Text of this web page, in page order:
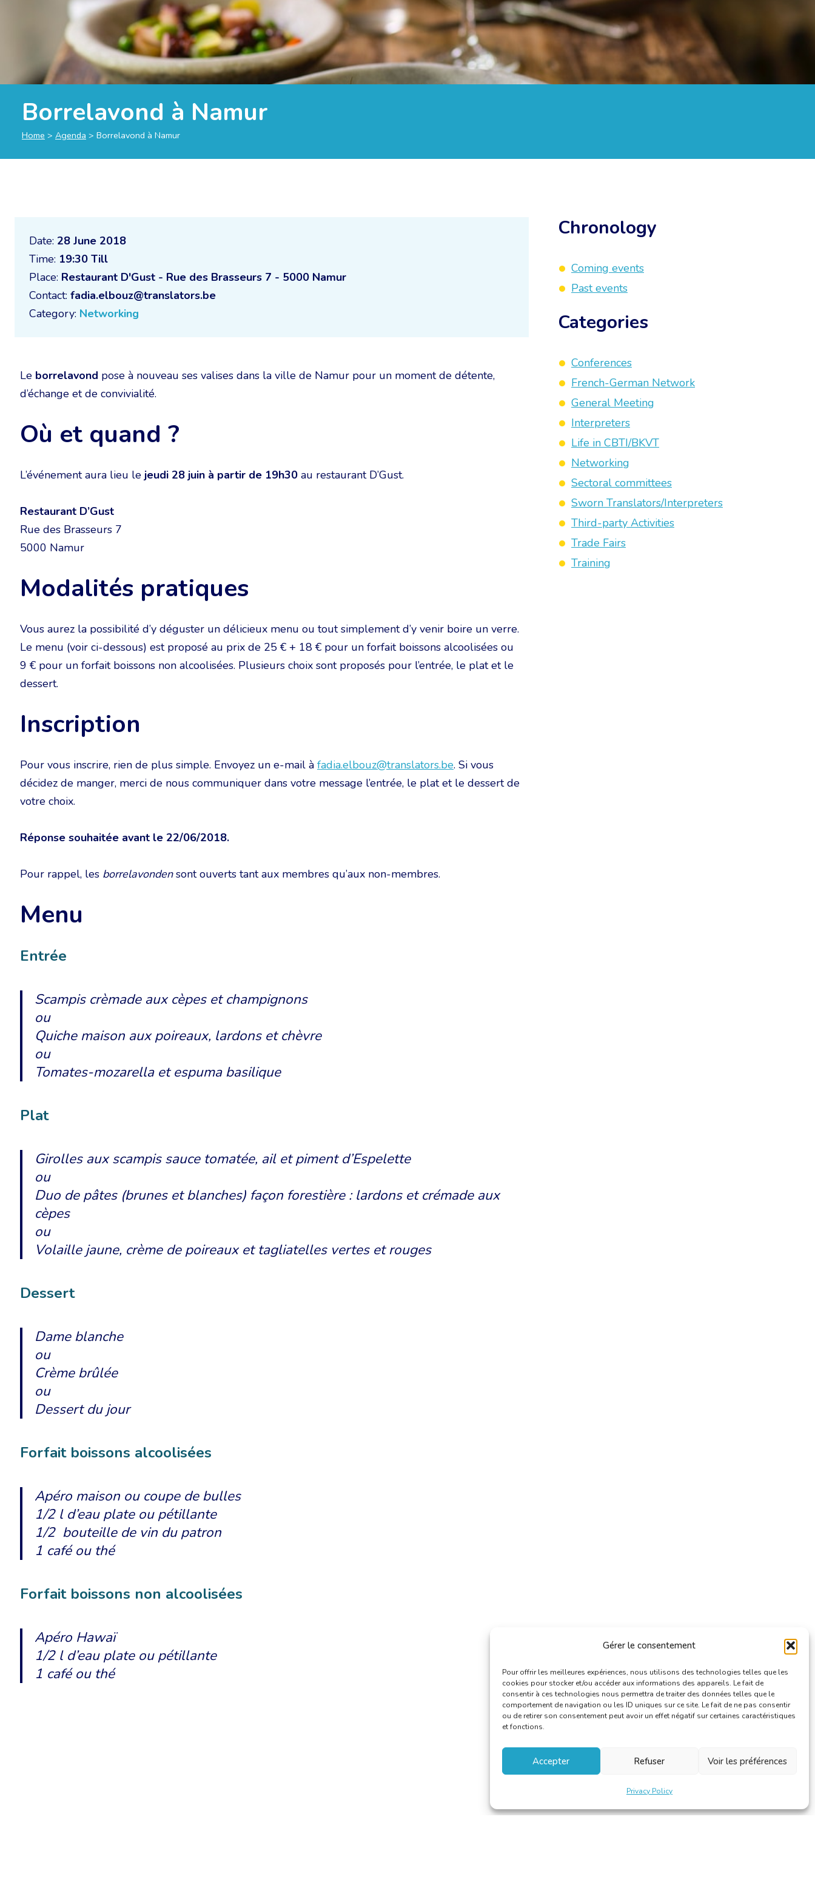
Gérer le consentement
Pour offrir les meilleures expériences, nous utilisons des technologies telles que les
cookies pour stocker et/ou accéder aux informations des appareils. Le fait de
consentir à ces technologies nous permettra de traiter des données telles que le
comportement de navigation ou les ID uniques sur ce site. Le fait de ne pas consentir
ou de retirer son consentement peut avoir un effet négatif sur certaines caractéristiques
et fonctions.
Accepter Refuser Voir les préférences
Privacy Policy
Borrelavond à Namur
Home > Agenda > Borrelavond à Namur
Date: 28 June 2018
Time: 19:30 Till
Place: Restaurant D'Gust - Rue des Brasseurs 7 - 5000 Namur
Contact: fadia.elbouz@translators.be
Category: Networking
Le borrelavond pose à nouveau ses valises dans la ville de Namur pour un moment de détente,
d’échange et de convivialité.
Où et quand ?
L’événement aura lieu le jeudi 28 juin à partir de 19h30 au restaurant D’Gust.
Restaurant D’Gust
Rue des Brasseurs 7
5000 Namur
Modalités pratiques
Vous aurez la possibilité d’y déguster un délicieux menu ou tout simplement d’y venir boire un verre.
Le menu (voir ci-dessous) est proposé au prix de 25 € + 18 € pour un forfait boissons alcoolisées ou
9 € pour un forfait boissons non alcoolisées. Plusieurs choix sont proposés pour l’entrée, le plat et le
dessert.
Inscription
Pour vous inscrire, rien de plus simple. Envoyez un e-mail à fadia.elbouz@translators.be. Si vous
décidez de manger, merci de nous communiquer dans votre message l’entrée, le plat et le dessert de
votre choix.
Réponse souhaitée avant le 22/06/2018.
Pour rappel, les borrelavondensont ouverts tant aux membres qu’aux non-membres.
Menu
Entrée
Scampis crèmade aux cèpes et champignons
ou
Quiche maison aux poireaux, lardons et chèvre
ou
Tomates-mozarella et espuma basilique
Plat
Girolles aux scampis sauce tomatée, ail et piment d’Espelette
ou
Duo de pâtes (brunes et blanches) façon forestière : lardons et crémade aux
cèpes
ou
Volaille jaune, crème de poireaux et tagliatelles vertes et rouges
Dessert
Dame blanche
ou
Crème brûlée
ou
Dessert du jour
Forfait boissons alcoolisées
Apéro maison ou coupe de bulles
1/2 l d’eau plate ou pétillante
1/2 bouteille de vin du patron
1 café ou thé
Forfait boissons non alcoolisées
Apéro Hawaï
1/2 l d’eau plate ou pétillante
1 café ou thé
Chronology
Coming events
Past events
Categories
Conferences
French-German Network
General Meeting
Interpreters
Life in CBTI/BKVT
Networking
Sectoral committees
Sworn Translators/Interpreters
Third-party Activities
Trade Fairs
Training